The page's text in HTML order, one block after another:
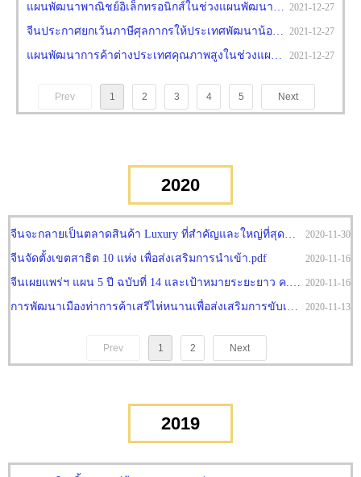
2021-12-27
แผนพัฒนาพาณิชย์อิเล็กทรอนิกส์ในช่วงแผนพัฒนาประเทศ 5 ปี ฉบับที่ 14 ของจีน.pdf
2021-12-27
จีนประกาศยกเว้นภาษีศุลกากรให้ประเทศพัฒนาน้อยที่สุดในปี 2565.pdf
2021-12-27
แผนพัฒนาการค้าต่างประเทศคุณภาพสูงในช่วงแผนพัฒนาประเทศ 5 ปี ฉบับที่ 14 ของจีน.pdf
Prev 1 2 3 4 5 Next
2020
2020-11-30
จีนจะกลายเป็นตลาดสินค้า Luxury ที่สำคัญและใหญ่ที่สุดภายในปี ค.ศ. 2025.pdf
2020-11-16
จีนจัดตั้งเขตสาธิต 10 แห่ง เพื่อส่งเสริมการนำเข้า.pdf
2020-11-16
จีนเผยแพร่ฯ แผน 5 ปี ฉบับที่ 14 และเป้าหมายระยะยาว ค.ศ. 2035.pdf
2020-11-13
การพัฒนาเมืองท่าการค้าเสรีไห่หนานเพื่อส่งเสริมการขับเคลื่อนการเติบโตทางเศรษฐกิจของจีน.pdf
Prev 1 2 Next
2019